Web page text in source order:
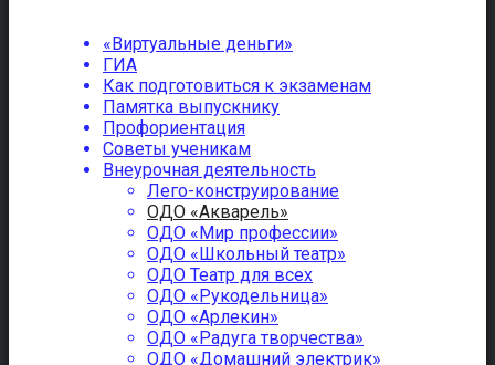
«Виртуальные деньги»
ГИА
Как подготовиться к экзаменам
Памятка выпускнику
Профориентация
Советы ученикам
Внеурочная деятельность
Лего-конструирование
ОДО «Акварель»
ОДО «Мир профессии»
ОДО «Школьный театр»
ОДО Театр для всех
ОДО «Рукодельница»
ОДО «Арлекин»
ОДО «Радуга творчества»
ОДО «Домашний электрик»